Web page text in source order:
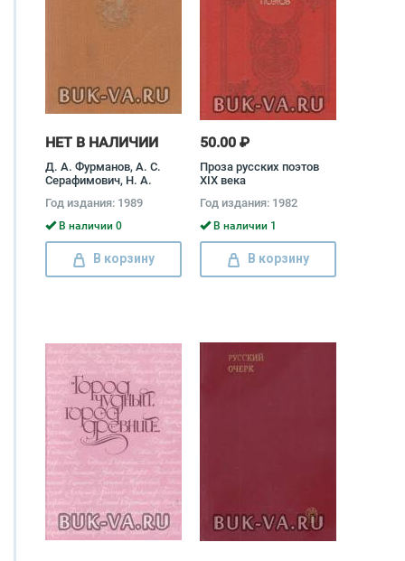
НЕТ В НАЛИЧИИ
Д. А. Фурманов, А. С.
Серафимович, Н. А.
сочинения Александр
Серафимович, Дмитрий
Фурманов
Год издания: 1989
В наличии 0
В корзину
50.00 ₽
Проза русских поэтов
XIX века
Год издания: 1982
В наличии 1
В корзину